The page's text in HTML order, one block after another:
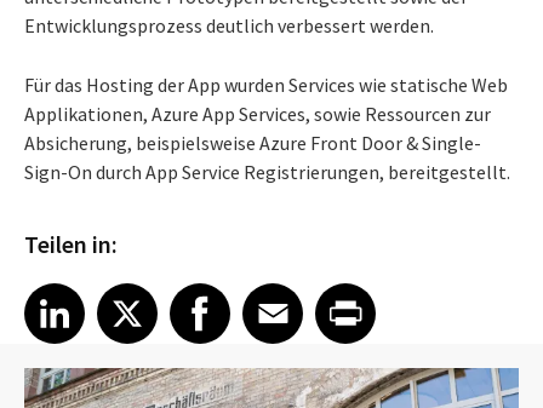
Entwicklungsprozess deutlich verbessert werden.
Für das Hosting der App wurden Services wie statische Web
Applikationen, Azure App Services, sowie Ressourcen zur
Absicherung, beispielsweise Azure Front Door & Single-
Sign-On durch App Service Registrierungen, bereitgestellt.
Teilen in:
Share article on LinkedIn
LinkedIn
Share article on XShare article on Facebook
Facebook
Share article on Email
EmailShare article on Print